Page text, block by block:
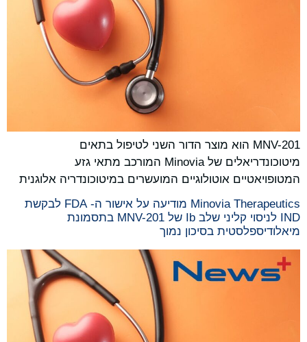
MNV-201 הוא מוצר הדור השני לטיפול בתאים
מיטוכונדריאלים של Minovia המורכב מתאי גזע
המטופויאטיים אוטולוגיים המועשרים במיטוכונדריה אלוגנית
Minovia Therapeutics מודיעה על אישור ה- FDA לבקשת
IND לניסוי קליני שלב Ib של MNV-201 בתסמונת
מיאלודיספלסטית בסיכון נמוך